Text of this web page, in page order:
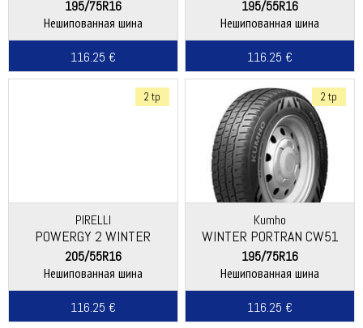
195/75R16
Нешипованная шина
116.25 €
195/55R16
Нешипованная шина
116.25 €
2 tp
PIRELLI
POWERGY 2 WINTER
205/55R16
Нешипованная шина
116.25 €
2 tp
Kumho
WINTER PORTRAN CW51
195/75R16
Нешипованная шина
116.25 €